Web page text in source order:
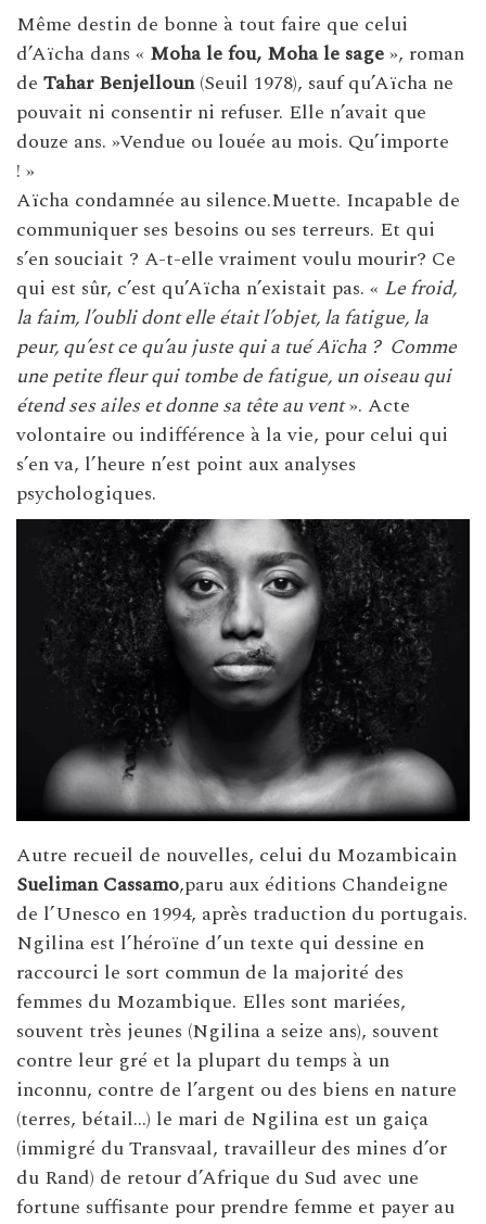
Même destin de bonne à tout faire que celui
d’Aïcha dans « Moha le fou, Moha le sage», roman
de Tahar Benjelloun(Seuil 1978), sauf qu’Aïcha ne
pouvait ni consentir ni refuser. Elle n’avait que
douze ans. »Vendue ou louée au mois. Qu’importe
! »
Aïcha condamnée au silence.Muette. Incapable de
communiquer ses besoins ou ses terreurs. Et qui
s’en souciait ? A-t-elle vraiment voulu mourir? Ce
qui est sûr, c’est qu’Aïcha n’existait pas. « Le froid,
la faim, l’oubli dont elle était l’objet, la fatigue, la
peur, qu’est ce qu’au juste qui a tué Aïcha ? Comme
une petite fleur qui tombe de fatigue, un oiseau qui
étend ses ailes et donne sa tête au vent». Acte
volontaire ou indifférence à la vie, pour celui qui
s’en va, l’heure n’est point aux analyses
psychologiques.
Autre recueil de nouvelles, celui du Mozambicain
Sueliman Cassamo,paru aux éditions Chandeigne
de l’Unesco en 1994, après traduction du portugais.
Ngilina est l’héroïne d’un texte qui dessine en
raccourci le sort commun de la majorité des
femmes du Mozambique. Elles sont mariées,
souvent très jeunes (Ngilina a seize ans), souvent
contre leur gré et la plupart du temps à un
inconnu, contre de l’argent ou des biens en nature
(terres, bétail…) le mari de Ngilina est un gaiça
(immigré du Transvaal, travailleur des mines d’or
du Rand) de retour d’Afrique du Sud avec une
fortune suffisante pour prendre femme et payer au